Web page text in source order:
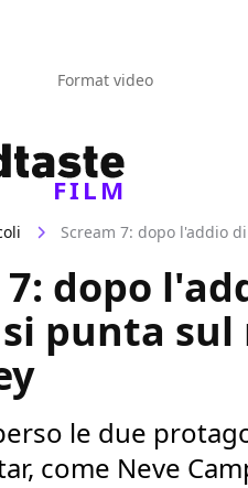
Format video
FILM
Scream 7: dopo l'addio
7: dopo
punta
le due
come Neve